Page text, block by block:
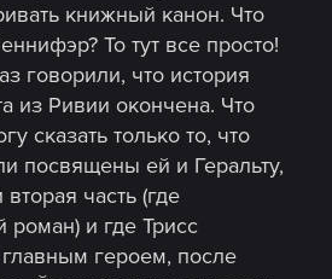
книжный канон. Что
То тут все просто!
говорили, что история
из Ривии окончена. Что
сказать только то, что
посвящены ей и Геральту,
часть (где
роман) и где Трисс
главным героем, после